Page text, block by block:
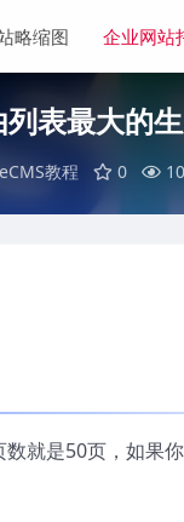
略缩图 企业网站
表最大的
教程 0 10
就是50页，如果